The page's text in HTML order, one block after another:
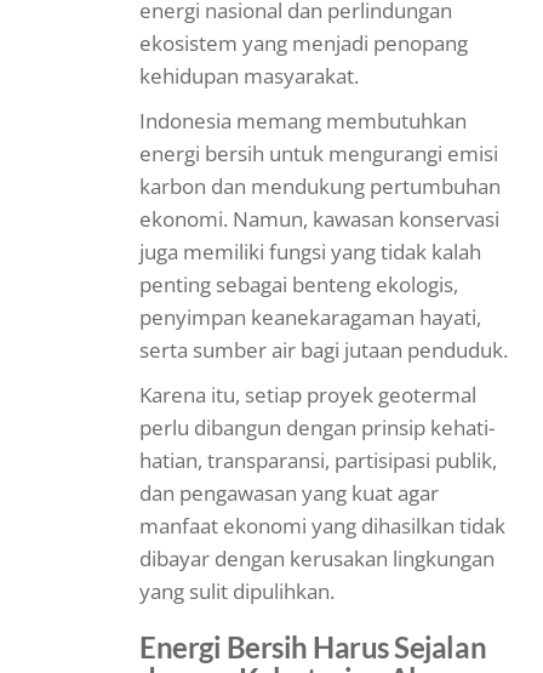
energi nasional dan perlindungan
ekosistem yang menjadi penopang
kehidupan masyarakat.
Indonesia memang membutuhkan
energi bersih untuk mengurangi emisi
karbon dan mendukung pertumbuhan
ekonomi. Namun, kawasan konservasi
juga memiliki fungsi yang tidak kalah
penting sebagai benteng ekologis,
penyimpan keanekaragaman hayati,
serta sumber air bagi jutaan penduduk.
Karena itu, setiap proyek geotermal
perlu dibangun dengan prinsip kehati-
hatian, transparansi, partisipasi publik,
dan pengawasan yang kuat agar
manfaat ekonomi yang dihasilkan tidak
dibayar dengan kerusakan lingkungan
yang sulit dipulihkan.
Energi Bersih Harus Sejalan